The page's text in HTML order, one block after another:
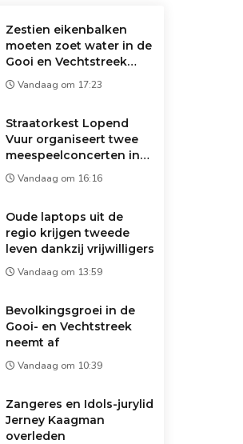
Zestien eikenbalken
moeten zoet water in de
Gooi en Vechtstreek
redden: 'Droger dan
1947'
Vandaag om 17:23
Straatorkest Lopend
Vuur organiseert twee
meespeelconcerten in
Wijdemeren
Vandaag om 16:16
Oude laptops uit de
regio krijgen tweede
leven dankzij vrijwilligers
Vandaag om 13:59
Bevolkingsgroei in de
Gooi- en Vechtstreek
neemt af
Vandaag om 10:39
Zangeres en Idols-jurylid
Jerney Kaagman
overleden